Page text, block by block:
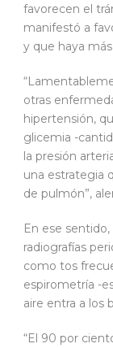
favorecen el
manifestó a
y que haya
otras
hipertensión,
glicemia -
la presión
una estrategia
de pulmón”,
En ese
radiografías
como tos
espirometría -
aire entra a los
“El 90 por